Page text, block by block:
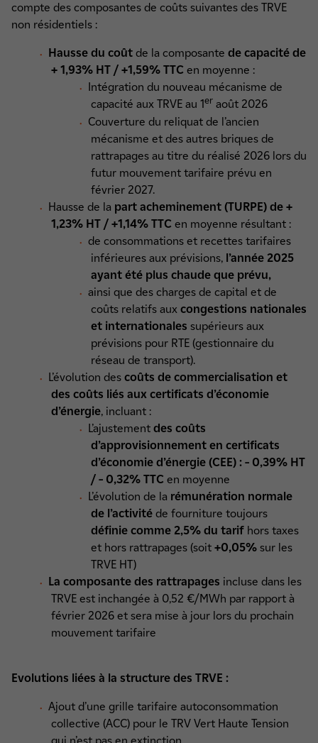
compte des composantes de coûts suivantes des TRVE
non résidentiels :
Hausse du coût de la composante de capacité de
+ 1,93% HT / +1,59% TTC en moyenne :
Intégration du nouveau mécanisme de
capacité aux TRVE au 1er août 2026
Couverture du reliquat de l’ancien
mécanisme et des autres briques de
rattrapages au titre du réalisé 2026 lors du
futur mouvement tarifaire prévu en
février 2027.
Hausse de la part acheminement (TURPE) de +
1,23% HT / +1,14% TTC en moyenne résultant :
de consommations et recettes tarifaires
inférieures aux prévisions, l’année 2025
ayant été plus chaude que prévu,
ainsi que des charges de capital et de
coûts relatifs aux congestions nationales
et internationales supérieurs aux
prévisions pour RTE (gestionnaire du
réseau de transport).
L’évolution des coûts de commercialisation et
des coûts liés aux certificats d’économie
d’énergie, incluant :
L’ajustement des coûts
d’approvisionnement en certificats
d’économie d’énergie (CEE) : – 0,39% HT
/ – 0,32% TTC en moyenne
L’évolution de la rémunération normale
de l’activité de fourniture toujours
définie comme 2,5% du tarif hors taxes
et hors rattrapages (soit +0,05% sur les
TRVE HT)
La composante des rattrapages incluse dans les
TRVE est inchangée à 0,52 €/MWh par rapport à
février 2026 et sera mise à jour lors du prochain
mouvement tarifaire
Evolutions liées à la structure des TRVE :
Ajout d’une grille tarifaire autoconsommation
collective (ACC) pour le TRV Vert Haute Tension
qui n’est pas en extinction